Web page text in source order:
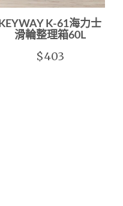
KEYWAY K-61海力士
滑輪整理箱60L
$403